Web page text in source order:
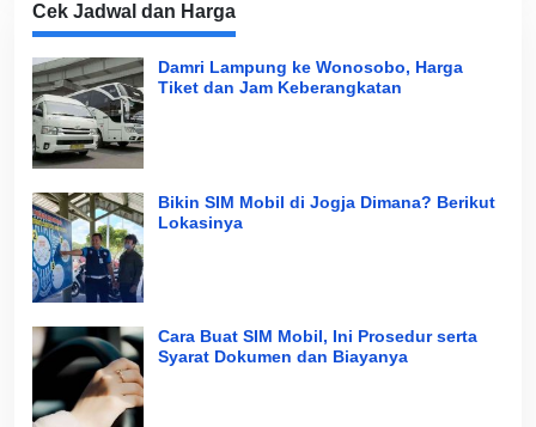
Cek Jadwal dan Harga
Damri Lampung ke Wonosobo, Harga
Tiket dan Jam Keberangkatan
Bikin SIM Mobil di Jogja Dimana? Berikut
Lokasinya
Cara Buat SIM Mobil, Ini Prosedur serta
Syarat Dokumen dan Biayanya